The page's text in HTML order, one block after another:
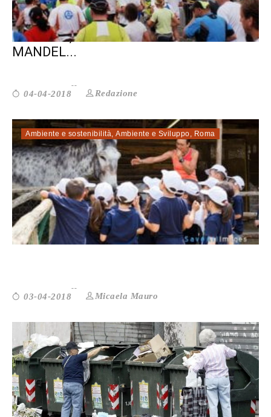
DI CORSA, PER RICORDARE NELSON
MANDEL...
04-04-2018 Redazione
Ambiente e sostenibilità Ambiente e Sviluppo Roma
LA FATTORIETTA: UN’OASI PER AVV...
03-04-2018 Micaela Mauro